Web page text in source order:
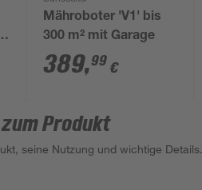
Mähroboter 'V1' bis
300 m² mit Garage
389,99 €
Produkt
seine Nutzung und wichtige Details.